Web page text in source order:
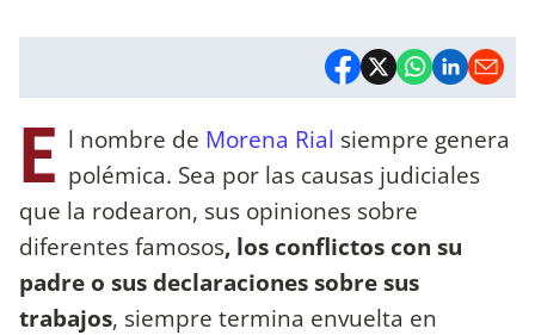
E l nombre de Morena Rial siempre genera
polémica. Sea por las causas judiciales
que la rodearon, sus opiniones sobre
diferentes famosos, los conflictos con su
padre o sus declaraciones sobre sus
trabajos, siempre termina envuelta en